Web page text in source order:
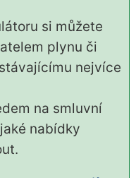
si můžete
plynu či
nejvíce
na smluvní
nabídky